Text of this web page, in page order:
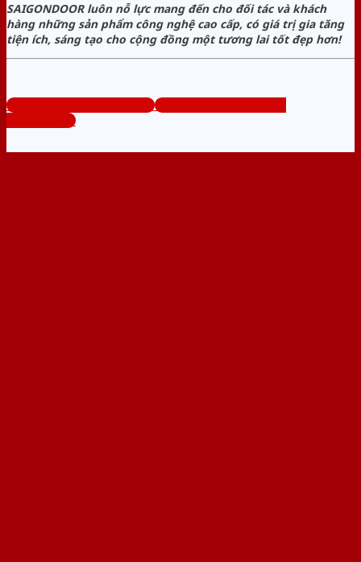
SAIGONDOOR luôn nỗ lực mang đến cho đối tác và khách
hàng những sản phẩm công nghệ cao cấp, có giá trị gia tăng
tiện ích, sáng tạo cho cộng đồng một tương lai tốt đẹp hơn!
www.cuanhomcuathep.com
Tổng đài tư vấn miễn phí:
0824.400.400